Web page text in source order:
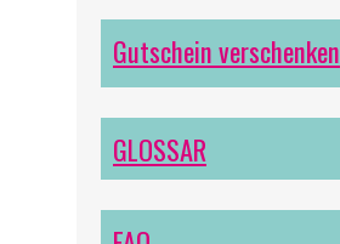
Gutschein verschenken
GLOSSAR